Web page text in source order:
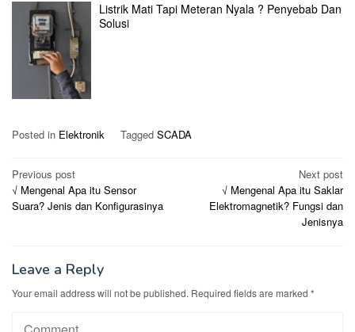
Listrik Mati Tapi Meteran Nyala ? Penyebab Dan
Solusi
Posted in Elektronik Tagged SCADA
Post
navigation
Previous post
√ Mengenal Apa itu Sensor
Suara? Jenis dan Konfigurasinya
Next post
√ Mengenal Apa itu Saklar
Elektromagnetik? Fungsi dan
Jenisnya
Leave a Reply
Your email address will not be published. Required fields are marked *